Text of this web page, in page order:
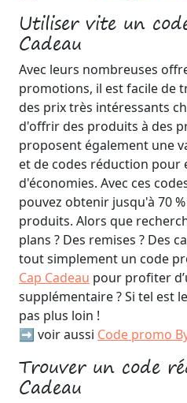
Utiliser vite un
Cadeau
Avec leurs nombreuses
promotions, il est facile de
des prix très intéressants
d'offrir des produits à des
proposent également une
et de codes réduction pour
d'économies. Avec ces
pouvez obtenir jusqu'à 70
produits. Alors que
plans ? Des remises ? Des
tout simplement un code
Cap Cadeau pour profiter
supplémentaire ? Si tel est
pas plus loin !
➡️ voir aussi Code promo
Trouver un code
Cadeau